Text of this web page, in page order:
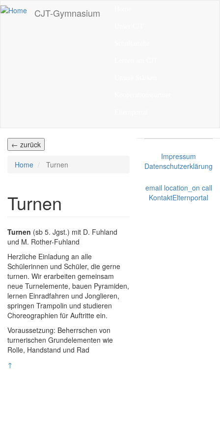
Direkt
zum
CJT-Gymnasium
← zurück
Home Turnen
Turnen
Turnen (sb 5. Jgst.) mit D. Fuhland
und M. Rother-Fuhland
Herzliche Einladung an alle
Schülerinnen und Schüler, die gerne
turnen. Wir erarbeiten gemeinsam
neue Turnelemente, bauen Pyramiden,
lernen Einradfahren und Jonglieren,
springen Trampolin und studieren
Choreographien für Auftritte ein.
Voraussetzung: Beherrschen von
turnerischen Grundelementen wie
Rolle, Handstand und Rad
↑
Impressum
Datenschutzerklärung
email location_on call
KontaktElternportal